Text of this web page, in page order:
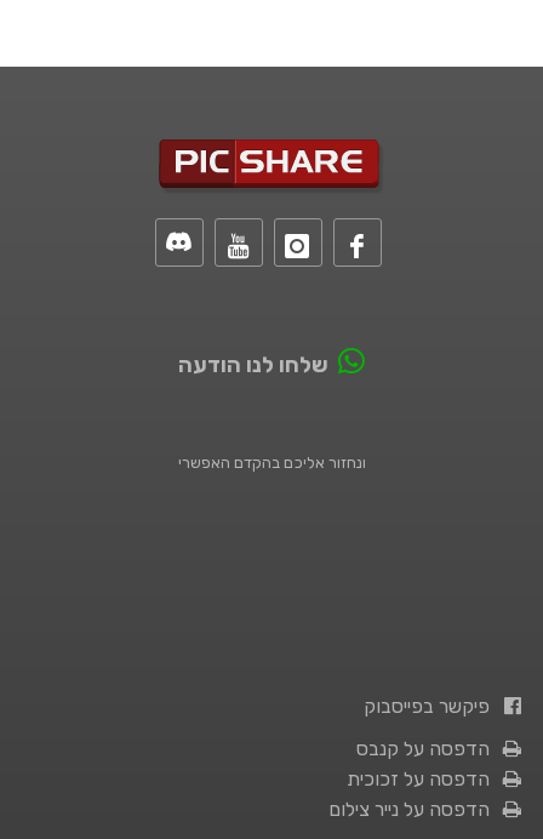
שלחו לנו הודעה
ונחזור אליכם בהקדם האפשרי
פיקשר בפייסבוק
הדפסה על קנבס
הדפסה על זכוכית
הדפסה על נייר צילום